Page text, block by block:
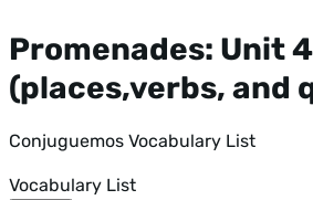
Promenades: Unit
(places,verbs, and
Conjuguemos Vocabulary List
Vocabulary List